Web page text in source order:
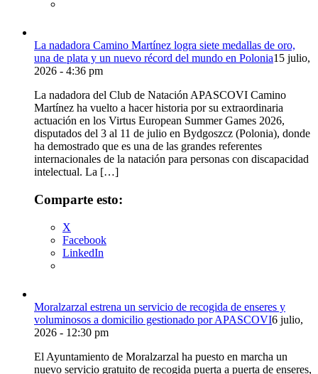
La nadadora Camino Martínez logra siete medallas de oro,
una de plata y un nuevo récord del mundo en Polonia15 julio,
2026 - 4:36 pm
La nadadora del Club de Natación APASCOVI Camino
Martínez ha vuelto a hacer historia por su extraordinaria
actuación en los Virtus European Summer Games 2026,
disputados del 3 al 11 de julio en Bydgoszcz (Polonia), donde
ha demostrado que es una de las grandes referentes
internacionales de la natación para personas con discapacidad
intelectual. La […]
Comparte esto:
X
Facebook
LinkedIn
Moralzarzal estrena un servicio de recogida de enseres y
voluminosos a domicilio gestionado por APASCOVI6 julio,
2026 - 12:30 pm
El Ayuntamiento de Moralzarzal ha puesto en marcha un
nuevo servicio gratuito de recogida puerta a puerta de enseres,